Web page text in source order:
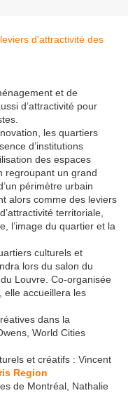
et de
d’attractivité pour
les quartiers
d’institutions
des espaces
regroupant un grand
périmètre urbain
alors comme des leviers
territoriale,
l’image du quartier et la
culturels et
lors du salon du
Louvre. Co-organisée
elle accueillera les
dans la
World Cities
et créatifs : Vincent
Region
de Montréal, Nathalie